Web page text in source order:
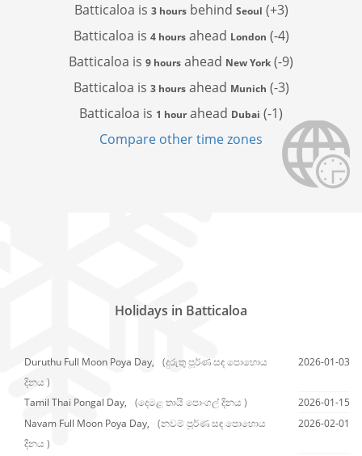
Batticaloa is 3 hoursbehind Seoul (+3)
Batticaloa is 4 hoursahead London (-4)
Batticaloa is 9 hours ahead New York (-9)
Batticaloa is 3 hoursahead Munich (-3)
Batticaloa is 1 hourahead Dubai (-1)
Compare other time zones
Holidays in Batticaloa
Duruthu Full Moon Poya Day,
(දුරුතු පූර්ණ සඳ පොහොය
දිනය )
2026-01-03
Tamil Thai Pongal Day, (දෙමළ තායි පොංගල් දිනය )
2026-01-15
Navam Full Moon Poya Day,
(නවම් පූර්ණ සඳ පොහොය
දිනය )
2026-02-01